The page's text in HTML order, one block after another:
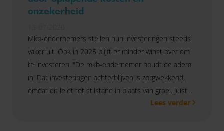
onzekerheid
Mkb-ondernemers stellen hun investeringen steeds
vaker uit. Ook in 2025 blijft er minder winst over om
te investeren. "De mkb-ondernemer houdt de adem
in. Dat investeringen achterblijven is zorgwekkend,
omdat dit leidt tot stilstand in plaats van groei. Juist
nu het mkb voor grote uitdagingen staat, zijnLees verder